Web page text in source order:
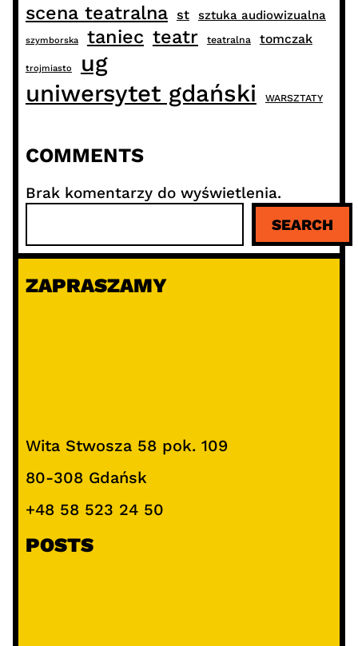
scena teatralna st sztuka audiowizualna
szymborska taniec teatr teatralna tomczak
trojmiasto
ug
uniwersytet gdański
WARSZTATY
COMMENTS
Brak komentarzy do wyświetlenia.
u
a
SEARCH
ZAPRASZAMY
Wita Stwosza 58 pok. 109
80-308 Gdańsk
+48 58 523 24 50
POSTS